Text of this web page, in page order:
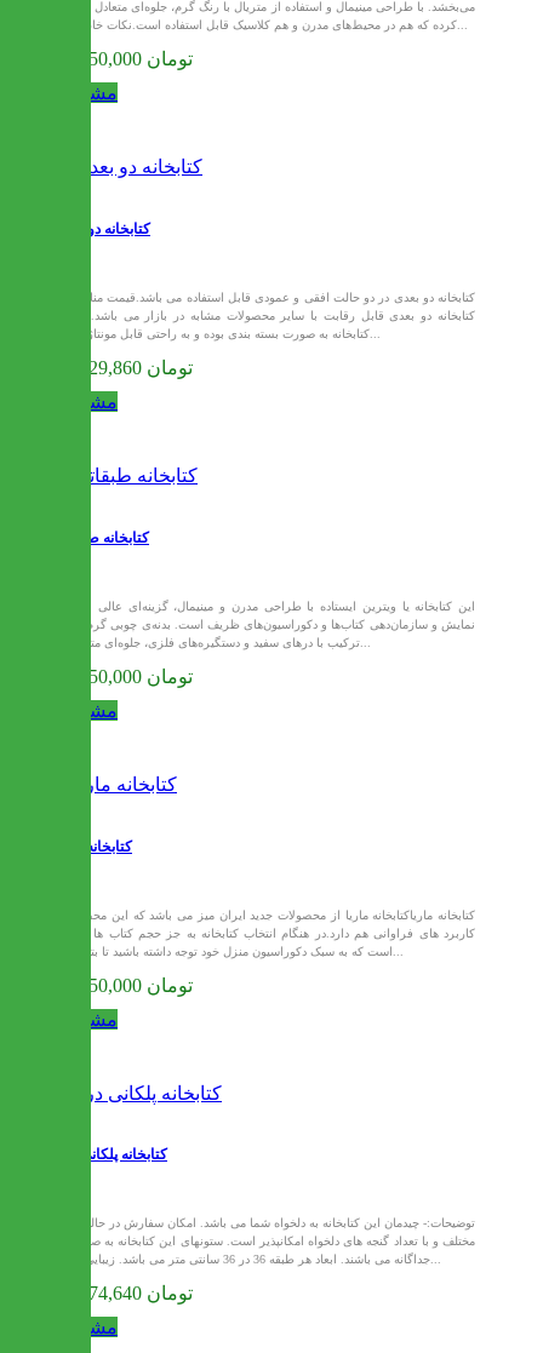
می‌بخشد. با طراحی مینیمال و استفاده از متریال با رنگ گرم، جلوه‌ای متعادل ایجاد
18,150,000 تومان
مشاهده
کتابخانه دو بعدی
کتابخانه دو بعدی در دو حالت افقی و عمودی قابل استفاده می باشد.قیمت مناسب
کتابخانه دو بعدی قابل رقابت با سایر محصولات مشابه در بازار می باشد. این
18,229,860 تومان
مشاهده
کتابخانه طبقاتی
این کتابخانه یا ویترین ایستاده با طراحی مدرن و مینیمال، گزینه‌ای عالی برای
نمایش و سازمان‌دهی کتاب‌ها و دکوراسیون‌های ظریف است. بدنه‌ی چوبی گرم، در
21,450,000 تومان
مشاهده
کتابخانه ماریا
کتابخانه ماریاکتابخانه ماریا از محصولات جدید ایران میز می باشد که این محصول
کاربرد های فراوانی هم دارد.در هنگام انتخاب کتابخانه به جز حجم کتاب ها بهتر
21,450,000 تومان
مشاهده
کتابخانه پلکانی دریا
توضیحات:- چیدمان این کتابخانه به دلخواه شما می باشد. امکان سفارش در حالتهای
مختلف و با تعداد گنجه های دلخواه امکانپذیر است. ستونهای این کتابخانه به صورت
جداگانه می باشند. ابعاد هر طبقه 36 در 36 سانتی متر می باشد. زیبایی بی...
25,874,640 تومان
مشاهده